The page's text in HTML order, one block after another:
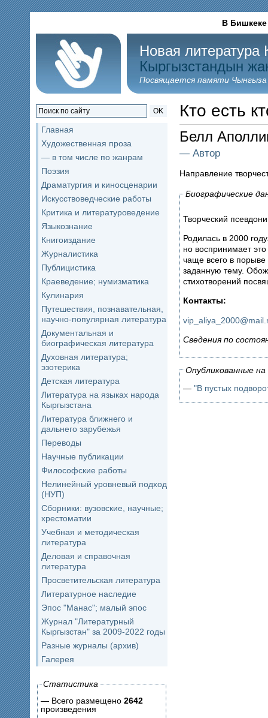
В Бишкеке
Новая литература
Кыргызстандын
Посвящается памяти
OK
Главная
Художественная проза
— в том числе по жанрам
Поэзия
Драматургия и киносценарии
Искусствоведческие работы
Критика и литературоведение
Языкознание
Книгоиздание
Журналистика
Публицистика
Краеведение; нумизматика
Кулинария
Путешествия, познавательная,
научно-популярная литература
Документальная и
биографическая литература
Духовная литература;
эзотерика
Детская литература
Литература на языках народа
Кыргызстана
Литература ближнего и
дальнего зарубежья
Переводы
Научные публикации
Философские работы
Нелинейный уровневый подход
(НУП)
Сборники: вузовские, научные;
хрестоматии
Учебная и методическая
литература
Деловая и справочная
литература
Просветительская литература
Литературное наследие
Эпос "Манас"; малый эпос
Журнал "Литературный
Кыргызстан" за 2009-2022 годы
Разные журналы (архив)
Галерея
Статистика
— Всего размещено 2642
произведения
Кто есть
Белл
— Автор
Направление
Биографические
Творческий
Родилась в 2000
но воспринимает
чаще всего в порыве
заданную тему.
стихотворений
Контакты:
vip aliya _2000@mail
Сведения по
Опубликованные
— "В пустых